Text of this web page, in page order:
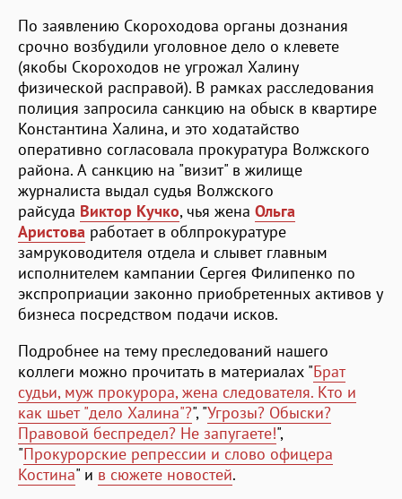
По заявлению Скороходова органы дознания
срочно возбудили уголовное дело о клевете
(якобы Скороходов не угрожал Халину
физической расправой). В рамках расследования
полиция запросила санкцию на обыск в квартире
Константина Халина, и это ходатайство
оперативно согласовала прокуратура Волжского
района. А санкцию на "визит" в жилище
журналиста выдал судья Волжского
райсуда Виктор Кучко, чья жена Ольга
Аристова работает в облпрокуратуре
замруководителя отдела и слывет главным
исполнителем кампании Сергея Филипенко по
экспроприации законно приобретенных активов у
бизнеса посредством подачи исков.
Подробнее на тему преследований нашего
коллеги можно прочитать в материалах "Брат
судьи, муж прокурора, жена следователя. Кто и
как шьет "дело Халина"?", "Угрозы? Обыски?
Правовой беспредел? Не запугаете!",
"Прокурорские репрессии и слово офицера
Костина" и в сюжете новостей.